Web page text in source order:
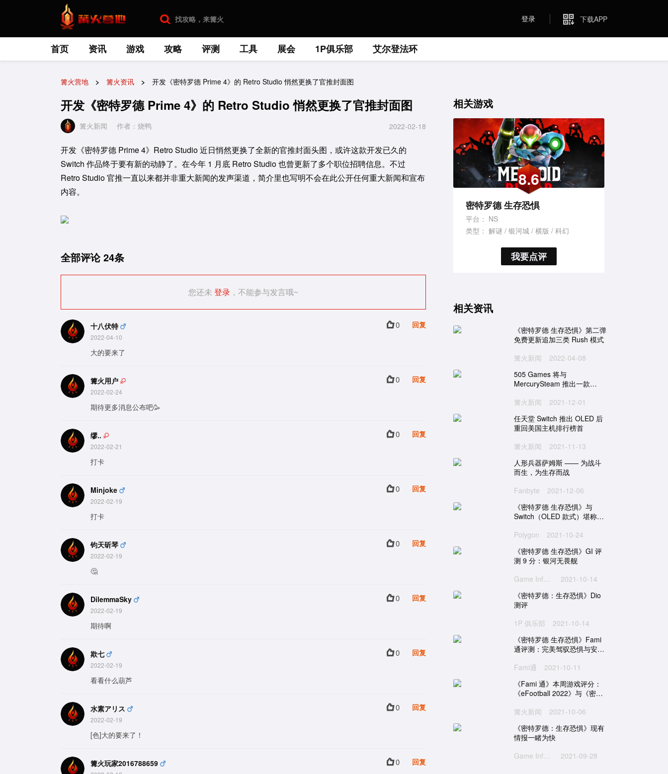
登录 下载APP
首页 资讯 游戏 攻略 评测 工具 展会 1P俱乐部 艾尔登法环
篝火营地 篝火资讯 开发《密特罗德 Prime 4》的 Retro Studio 悄然更换了官推封面图
开发《密特罗德 Prime 4》的 Retro Studio 悄然更换了官推封面图
篝火新闻 作者：烧鸭 2022-02-18
开发《密特罗德 Prime 4》Retro Studio 近日悄然更换了全新的官推封面头图，或许这款开发已久的
Switch 作品终于要有新的动静了。在今年 1 月底 Retro Studio 也曾更新了多个职位招聘信息。不过
Retro Studio 官推一直以来都并非重大新闻的发声渠道，简介里也写明不会在此公开任何重大新闻和宣布
内容。 ​​​​
全部评论 24条
您还未 登录 ，不能参与发言哦~
十八伏特
2022-04-10
0 回复
大的要来了
篝火用户
2022-02-24
0 回复
期待更多消息公布吧🥳
缪..
2022-02-21
0 回复
打卡
Minjoke
2022-02-19
0 回复
打卡
钧天斫琴
2022-02-19
0 回复
🤔
DilemmaSky
2022-02-19
0 回复
期待啊
欺七
2022-02-19
0 回复
看看什么葫芦
水素アリス
2022-02-19
0 回复
[色]大的要来了！
篝火玩家2016788659 0 回复
相关资讯
《密特罗德 生存恐惧》第二弹
免费更新追加三类 Rush 模式
篝火新闻
2022-04-08
505 Games 将与
MercurySteam 推出一款
篝火新闻
2021-12-01
任天堂 Switch 推出 OLED 后
重回美国主机排行榜首
篝火新闻
2021-11-13
人形兵器萨姆斯 —— 为战斗
而生，为生存而战
Fanbyte
2021-12-06
《密特罗德 生存恐惧》与
Switch（OLED 款式）堪称天
Polygon
2021-10-24
《密特罗德 生存恐惧》GI 评
测 9 分：银河无畏舰
2021-10-14
《密特罗德：生存恐惧》Dio
测评
1P 俱乐部
2021-10-14
《密特罗德 生存恐惧》Fami
通评测：完美驾驭恐惧与安心
Fami通
2021-10-11
《Fami 通》本周游戏评分：
《eFootball 2022》与《密特
篝火新闻
2021-10-06
《密特罗德：生存恐惧》现有
情报一睹为快
2021-09-28
相关游戏
8.6
密特罗德 生存恐惧
平台： NS
类型： 解谜 银河城 横版 科幻
我要点评